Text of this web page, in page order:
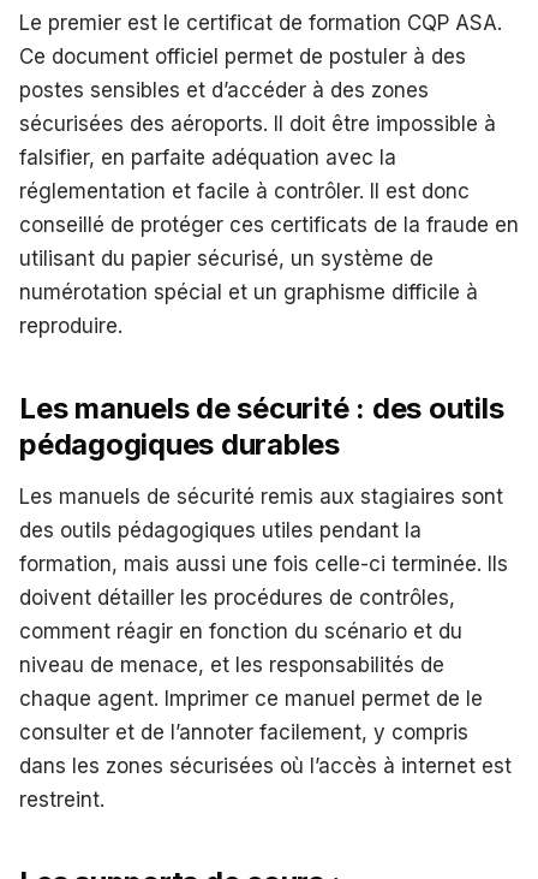
Le premier est le certificat de formation CQP ASA.
Ce document officiel permet de postuler à des
postes sensibles et d’accéder à des zones
sécurisées des aéroports. Il doit être impossible à
falsifier, en parfaite adéquation avec la
réglementation et facile à contrôler. Il est donc
conseillé de protéger ces certificats de la fraude en
utilisant du papier sécurisé, un système de
numérotation spécial et un graphisme difficile à
reproduire.
Les manuels de sécurité : des outils
pédagogiques durables
Les manuels de sécurité remis aux stagiaires sont
des outils pédagogiques utiles pendant la
formation, mais aussi une fois celle-ci terminée. Ils
doivent détailler les procédures de contrôles,
comment réagir en fonction du scénario et du
niveau de menace, et les responsabilités de
chaque agent. Imprimer ce manuel permet de le
consulter et de l’annoter facilement, y compris
dans les zones sécurisées où l’accès à internet est
restreint.